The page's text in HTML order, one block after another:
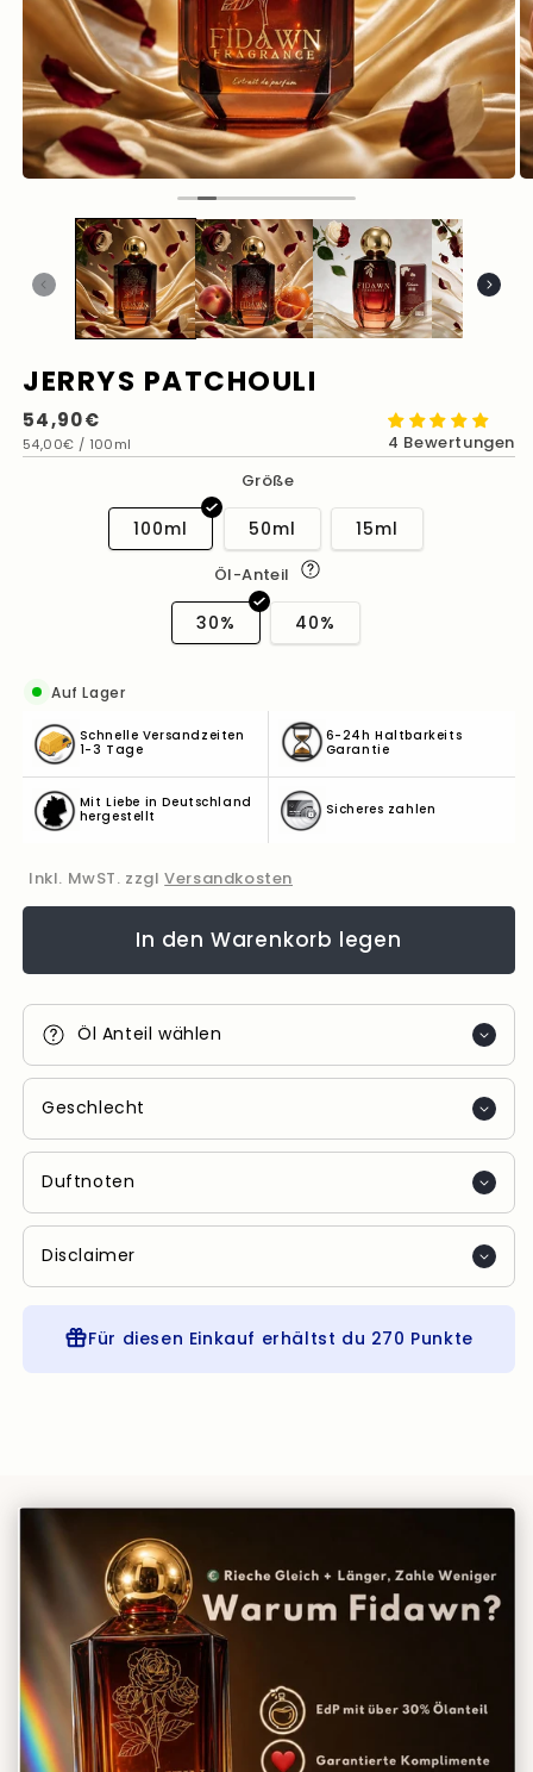
JERRYS PATCHOULI
Normaler
Preis
54,90€
Grundpreis
54,00€ / pro
100ml
4 Bewertungen
Größe
100ml 50ml 15ml
Öl-Anteil
30% 40%
Auf Lager
Schnelle Versandzeiten
1-3 Tage
6-24h Haltbarkeits
Garantie
Mit Liebe in Deutschland
hergestellt
Sicheres zahlen
Inkl. MwST. zzglVersandkosten
In den Warenkorb legen
Öl Anteil wählen
Geschlecht
Duftnoten
Disclaimer
Für diesen Einkauf erhältst du 270 Punkte